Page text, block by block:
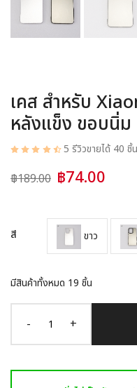
สินค้าอื่น ๆ
เคส สำหรับ
หลังแข็ง ขอบนิ่ม
5 รีวิวขายได้ 40 ชิ้น
฿189.00 ฿74.00
สี ขาว
มีสินค้าทั้งหมด 19 ชิ้น
- +